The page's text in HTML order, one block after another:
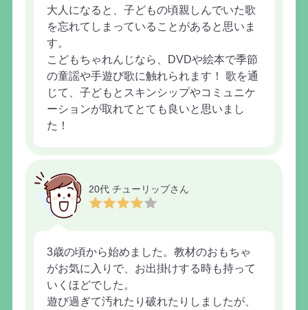
大人になると、子どもの頃親しんでいた歌
を忘れてしまっていることがあると思いま
す。
こどもちゃれんじなら、DVDや絵本で季節
の童謡や手遊び歌に触れられます！ 歌を通
じて、子どもとスキンシップやコミュニケ
ーションが取れてとても良いと思いまし
た！
20代 チューリップさん
3歳の頃から始めました。教材のおもちゃ
がお気に入りで、お出掛けする時も持って
いくほどでした。
遊び過ぎて汚れたり破れたりしましたが、